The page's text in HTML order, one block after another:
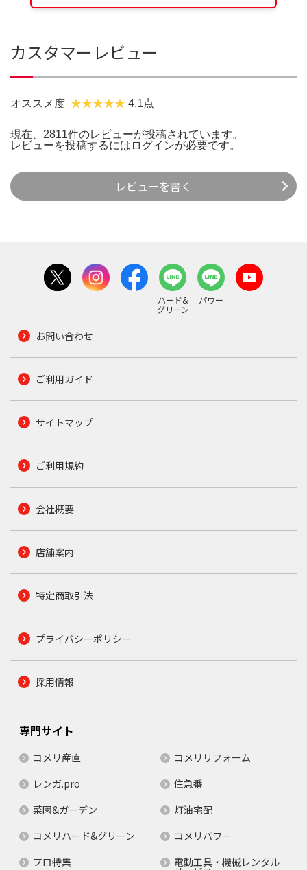
カスタマーレビュー
オススメ度 4.1点
現在、2811件のレビューが投稿されています。
レビューを投稿するには ログインが必要です。
レビューを書く
ハード&
グリーン
パワー
お問い合わせ
ご利用ガイド
サイトマップ
ご利用規約
会社概要
店舗案内
特定商取引法
プライバシーポリシー
採用情報
専門サイト
コメリ産直
コメリリフォーム
レンガ.pro
住急番
菜園&ガーデン
灯油宅配
コメリハード&グリーン
コメリパワー
プロ特集
電動工具・機械レンタル